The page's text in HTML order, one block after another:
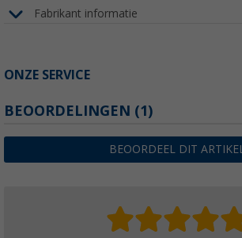
Fabrikant informatie
ONZE SERVICE
BEOORDELINGEN (1)
BEOORDEEL DIT ARTIKEL